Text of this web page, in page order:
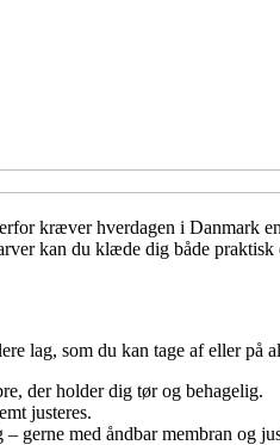
kræver hverdagen i Danmark
kan du klæde dig både praktisk
lag, som du kan tage af eller på
der holder dig tør og behagelig.
justeres.
gerne med åndbar membran og